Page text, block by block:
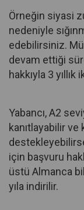
Örneğin siyasi
nedeniyle
edebilirsiniz.
devam ettiği
hakkıyla 3 yıllık
Yabancı, A2
kanıtlayabilir ve
için başvuru
üstü Almanca
yıla indirilir.